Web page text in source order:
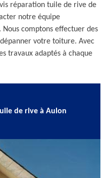
réparation tuile de rive de
notre équipe
Nous comptons effectuer des
votre toiture. Avec
travaux adaptés à chaque
de rive à Aulon